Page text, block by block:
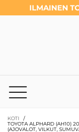
ILMAINEN
KOTI
/
TOYOTA ALPHARD (AH10)
(AJOVALOT, VILKUT,